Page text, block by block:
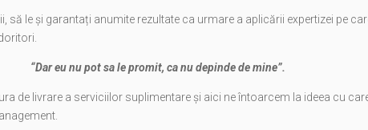
să le și garantați anumite rezultate ca urmare a aplicării expertizei pe
“Dar eu nu pot sa le promit, ca nu depinde de mine”.
de livrare a serviciilor suplimentare și aici ne întoarcem la ideea cu